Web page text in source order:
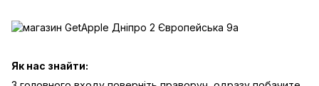
Як нас знайти: